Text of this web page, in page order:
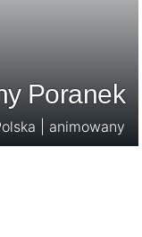
Poranek
| animowany